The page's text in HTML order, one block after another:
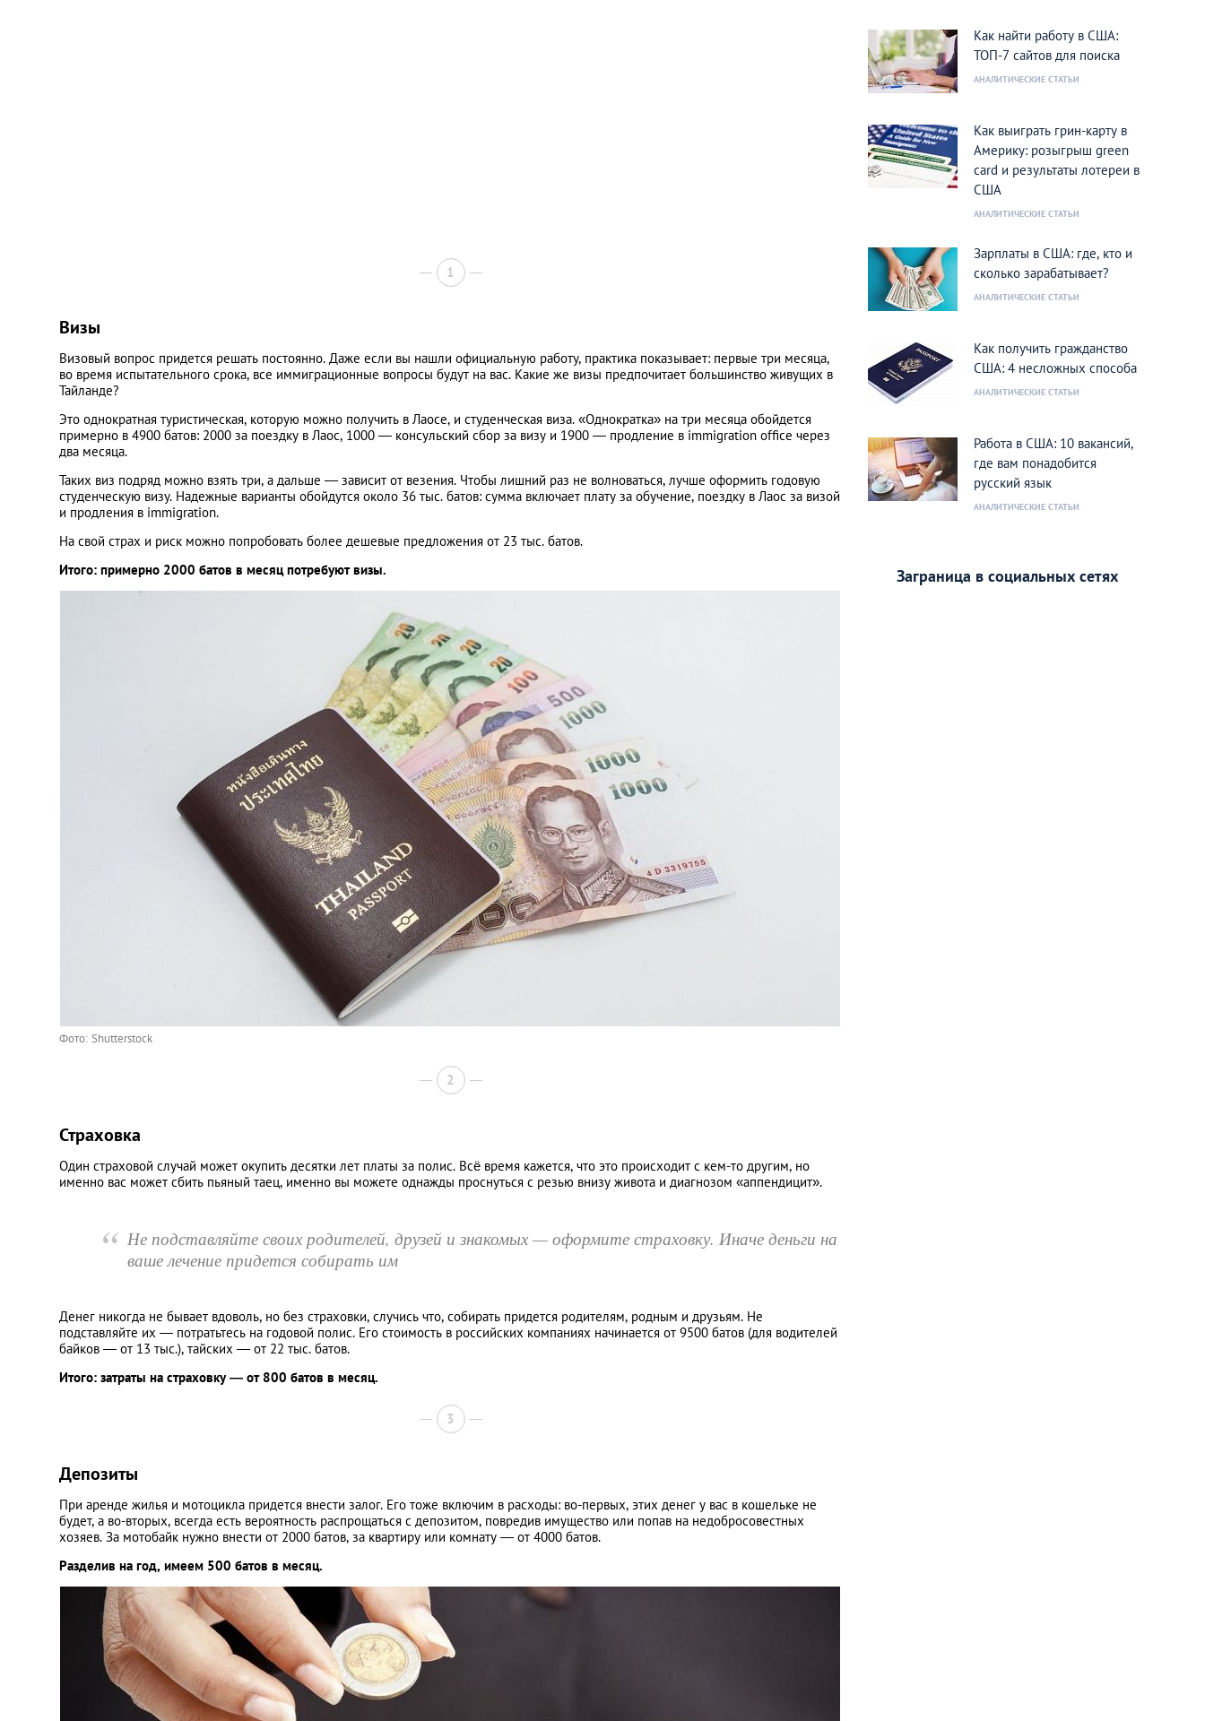
Другие
1
Визы
Визовый вопрос придется решать постоянно. Даже если вы нашли официальную работу, практика показывает: первые три месяца,
во время испытательного срока, все иммиграционные вопросы будут на вас. Какие же визы предпочитает большинство живущих в
Тайланде?
Это однократная туристическая, которую можно получить в Лаосе, и студенческая виза. «Однократка» на три месяца обойдется
примерно в 4900 батов: 2000 за поездку в Лаос, 1000 — консульский сбор за визу и 1900 — продление в immigration office через
два месяца.
Таких виз подряд можно взять три, а дальше — зависит от везения. Чтобы лишний раз не волноваться, лучше оформить годовую
студенческую визу. Надежные варианты обойдутся около 36 тыс. батов: сумма включает плату за обучение, поездку в Лаос за визой
и продления в immigration.
На свой страх и риск можно попробовать более дешевые предложения от 23 тыс. батов.
Итого: примерно 2000 батов в месяц потребуют визы.
Фото: Shutterstock
2
Страховка
Один страховой случай может окупить десятки лет платы за полис. Всё время кажется, что это происходит с кем-то другим, но
именно вас может сбить пьяный таец, именно вы можете однажды проснуться с резью внизу живота и диагнозом «аппендицит».
“ Не подставляйте своих родителей, друзей и знакомых — оформите страховку. Иначе деньги на
ваше лечение придется собирать им
Денег никогда не бывает вдоволь, но без страховки, случись что, собирать придется родителям, родным и друзьям. Не
подставляйте их — потратьтесь на годовой полис. Его стоимость в российских компаниях начинается от 9500 батов (для водителей
байков — от 13 тыс.), тайских — от 22 тыс. батов.
Итого: затраты на страховку — от 800 батов в месяц.
3
Депозиты
При аренде жилья и мотоцикла придется внести залог. Его тоже включим в расходы: во-первых, этих денег у вас в кошельке не
будет, а во-вторых, всегда есть вероятность распрощаться с депозитом, повредив имущество или попав на недобросовестных
хозяев. За мотобайк нужно внести от 2000 батов, за квартиру или комнату — от 4000 батов.
Разделив на год, имеем 500 батов в месяц.
Как найти работу в США:
ТОП-7 сайтов для поиска
АНАЛИТИЧЕСКИЕ СТАТЬИ
Как выиграть грин-карту в
Америку: розыгрыш green
card и результаты лотереи в
США
АНАЛИТИЧЕСКИЕ СТАТЬИ
Зарплаты в США: где, кто и
сколько зарабатывает?
АНАЛИТИЧЕСКИЕ СТАТЬИ
Как получить гражданство
США: 4 несложных способа
АНАЛИТИЧЕСКИЕ СТАТЬИ
Работа в США: 10 вакансий,
где вам понадобится
русский язык
АНАЛИТИЧЕСКИЕ СТАТЬИ
Заграница в социальных сетях